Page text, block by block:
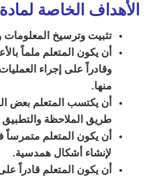
الأهداف الخاصة
تثبيت وترسيخ المعلومات
أن يكون المتعلم ملماً
وقادراً على إجراء
منها.
أن يكتسب المتعلم بعض
طريق الملاحظة
أن يكون المتعلم متمرساً
لإنشاء أشكال همدسية.
أن يكون المتعلم قادراً